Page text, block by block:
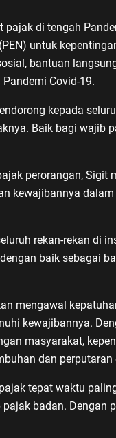
di tengah
untuk
bantuan
Covid-19.
kepada
Baik bagi wajib
perorangan, Sigit
kewajibannya
rekan-rekan di
baik sebagai
mengawal
kewajibannya.
masyarakat,
dan
tepat waktu
badan. Dengan